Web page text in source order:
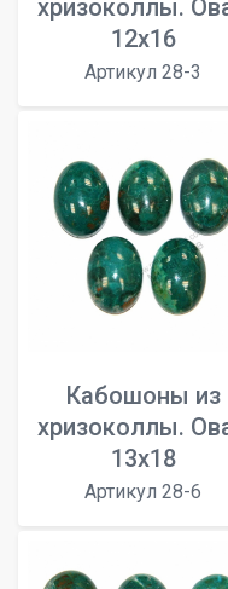
хризоколлы.
12х16
Артикул 28-3
Кабошоны из
хризоколлы.
13x18
Артикул 28-6